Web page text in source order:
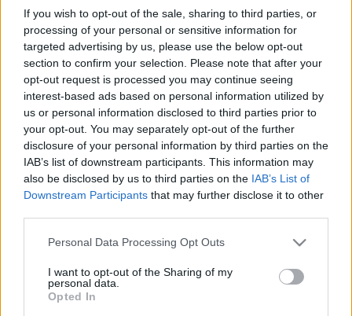
If you wish to opt-out of the sale, sharing to third parties, or
processing of your personal or sensitive information for
targeted advertising by us, please use the below opt-out
section to confirm your selection. Please note that after your
opt-out request is processed you may continue seeing
interest-based ads based on personal information utilized by
us or personal information disclosed to third parties prior to
your opt-out. You may separately opt-out of the further
disclosure of your personal information by third parties on the
IAB’s list of downstream participants. This information may
also be disclosed by us to third parties on the IAB’s List of
Downstream Participants that may further disclose it to other
Please note that this website/app uses one or more Google
not limited to your visit or usage behaviour. You may click to
grant or deny consent to Google and its third-party tags to
use your data for below specified purposes in below Google
Personal Data Processing Opt Outs
I want to opt-out of the Sharing of my
personal data.
Opted In
figyelmetlenségből adódó mulasztásokat a
Felügyelőség úgy értelmezte, mintha mégis a
vezetési idő túllépése történt volna meg. Ezért
650.000 Ft büntetést szabhattak volna ki ránk (!!!), de
lévén, hogy első alkalommal találtak nálunk
szabálytalanságot, eltekintettek a bírság
megfizetésétől, és csak figyelmeztetésben
részesítettek.
Ezt egy nagyon korrekt eljárásnak tartjuk, bár a
650.000 Ft-os bírság a jövőre nézve elég
elrettentőnek tűnik, és egy kissé túlzásnak találjuk.
Címkék:büntetés